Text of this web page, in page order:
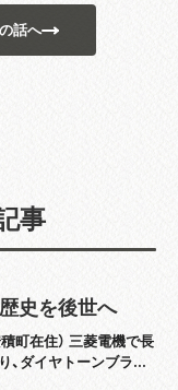
話へ
事
史を後世へ
町在住） 三菱電機で長
、ダイヤトーンブラン